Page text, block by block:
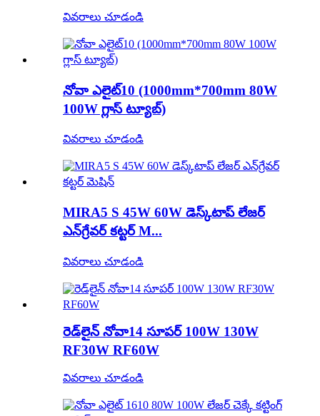
వివరాలు చూడండి
నోవా ఎలైట్10 (1000mm*700mm 80W
100W గ్లాస్ ట్యూబ్)
వివరాలు చూడండి
MIRA5 S 45W 60W డెస్క్‌టాప్ లేజర్
ఎన్‌గ్రేవర్ కట్టర్ M...
వివరాలు చూడండి
రెడ్‌లైన్ నోవా14 సూపర్ 100W 130W
RF30W RF60W
వివరాలు చూడండి